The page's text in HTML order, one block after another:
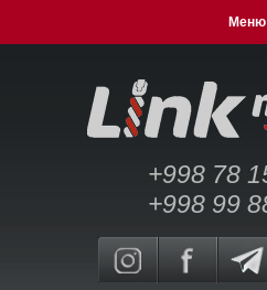
Меню
+998 78
+998 99